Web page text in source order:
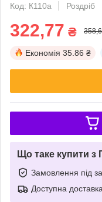
Код: К110а
Роздріб
322,77 ₴
Економія 35.86 ₴
Що таке купити з
Замовлення під
Доступна доставка